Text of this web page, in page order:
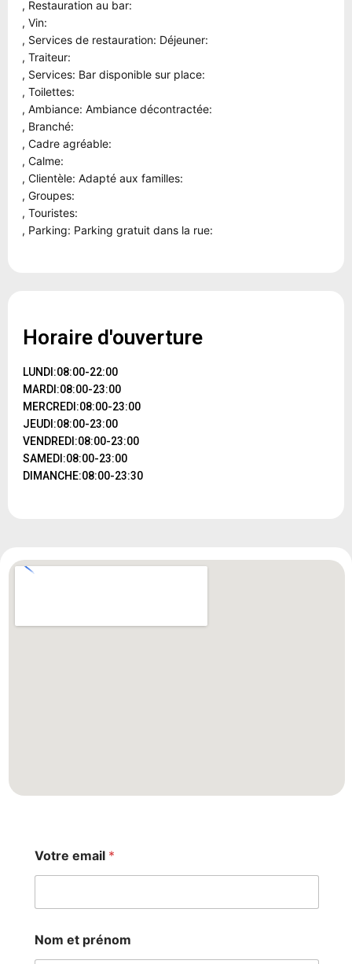
, Restauration au bar:
, Vin:
, Services de restauration: Déjeuner:
, Traiteur:
, Services: Bar disponible sur place:
, Toilettes:
, Ambiance: Ambiance décontractée:
, Branché:
, Cadre agréable:
, Calme:
, Clientèle: Adapté aux familles:
, Groupes:
, Touristes:
, Parking: Parking gratuit dans la rue:
Horaire d'ouverture
LUNDI:08:00-22:00
MARDI:08:00-23:00
MERCREDI:08:00-23:00
JEUDI:08:00-23:00
VENDREDI:08:00-23:00
SAMEDI:08:00-23:00
DIMANCHE:08:00-23:30
Votre email *
m
a
Nom et prénom